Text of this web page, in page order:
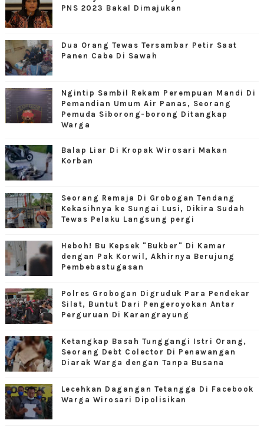
PNS 2023 Bakal Dimajukan
Dua Orang Tewas Tersambar Petir Saat
Panen Cabe Di Sawah
Ngintip Sambil Rekam Perempuan Mandi Di
Pemandian Umum Air Panas, Seorang
Pemuda Siborong-borong Ditangkap
Warga
Balap Liar Di Kropak Wirosari Makan
Korban
Seorang Remaja Di Grobogan Tendang
Kekasihnya ke Sungai Lusi, Dikira Sudah
Tewas Pelaku Langsung pergi
Heboh! Bu Kepsek "Bukber" Di Kamar
dengan Pak Korwil, Akhirnya Berujung
Pembebastugasan
Polres Grobogan Digruduk Para Pendekar
Silat, Buntut Dari Pengeroyokan Antar
Perguruan Di Karangrayung
Ketangkap Basah Tunggangi Istri Orang,
Seorang Debt Colector Di Penawangan
Diarak Warga dengan Tanpa Busana
Lecehkan Dagangan Tetangga Di Facebook
Warga Wirosari Dipolisikan